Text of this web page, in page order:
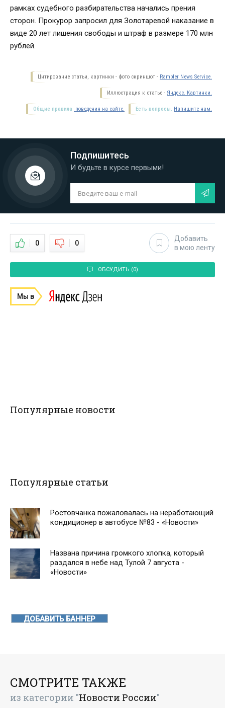
рамках судебного разбирательства начались прения
сторон. Прокурор запросил для Золотаревой наказание в
виде 20 лет лишения свободы и штраф в размере 170 млн
рублей.
Цитирование статьи, картинки - фото скриншот - Rambler News Service.
Иллюстрация к статье - Яндекс. Картинки.
Есть вопросы. Напишите нам.
Общие правила поведения на сайте.
Подпишитесь
И будьте в курсе первыми!
0 0
Добавить
в мою ленту
ОБСУДИТЬ (0)
Мы в
Популярные новости
Популярные статьи
Ростовчанка пожаловалась на неработающий
кондиционер в автобусе №83 - «Новости»
Названа причина громкого хлопка, который
раздался в небе над Тулой 7 августа -
«Новости»
ДОБАВИТЬ БАННЕР
СМОТРИТЕ ТАКЖЕ
из категории "Новости России"